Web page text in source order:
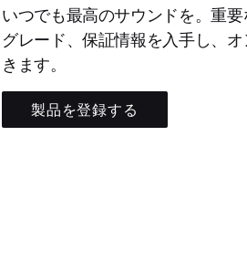
いつでも最高のサウンドを。重
グレード、保証情報を入手し、
きます。
製品を登録する